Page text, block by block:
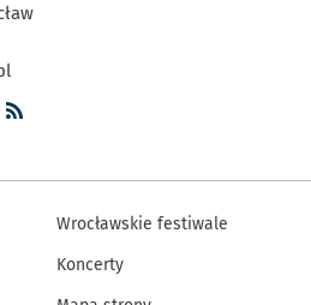
Wrocławskie festiwale
Koncerty